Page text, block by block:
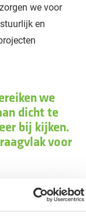
we voor
en
we
dicht te
bij kijken.
voor
uitvoering